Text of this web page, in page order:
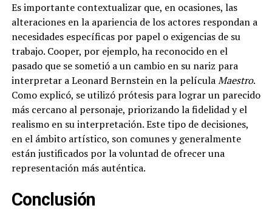
Es importante contextualizar que, en ocasiones, las
alteraciones en la apariencia de los actores respondan a
necesidades específicas por papel o exigencias de su
trabajo. Cooper, por ejemplo, ha reconocido en el
pasado que se sometió a un cambio en su nariz para
interpretar a Leonard Bernstein en la películaMaestro.
Como explicó, se utilizó prótesis para lograr un parecido
más cercano al personaje, priorizando la fidelidad y el
realismo en su interpretación. Este tipo de decisiones,
en el ámbito artístico, son comunes y generalmente
están justificados por la voluntad de ofrecer una
representación más auténtica.
Conclusión